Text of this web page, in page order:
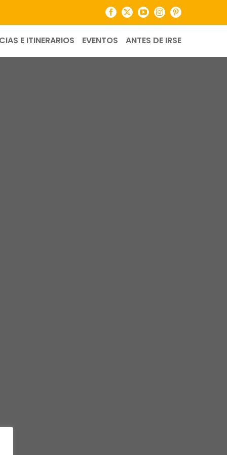
Facebook
X YouTubeInstagramPinterest
E ITINERARIOS EVENTOS ANTES DE IRSE